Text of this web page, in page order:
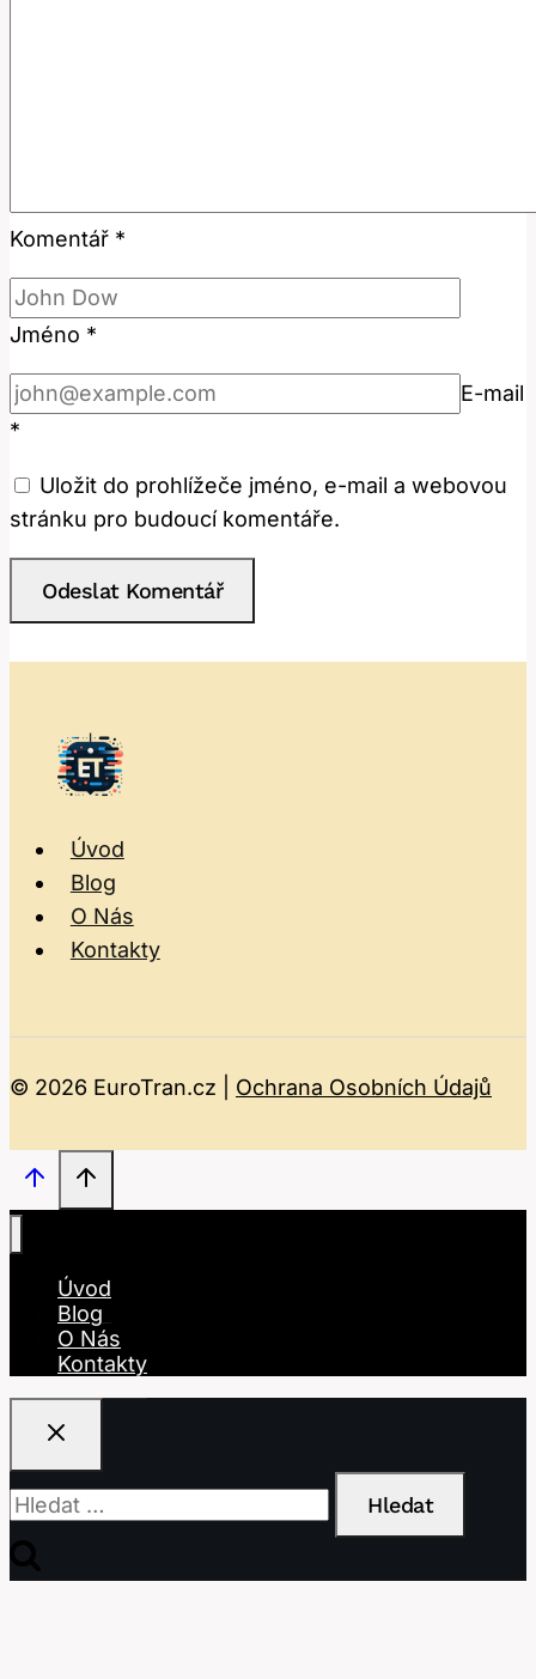
Komentář *
Jméno *
E-mail
*
Uložit do prohlížeče jméno, e-mail a webovou
stránku pro budoucí komentáře.
Úvod
Blog
O Nás
Kontakty
© 2026 EuroTran.cz | Ochrana Osobních Údajů
Úvod
Blog
O Nás
Kontakty
Vyhledávání